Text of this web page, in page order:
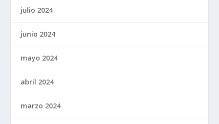
julio 2024
junio 2024
mayo 2024
abril 2024
marzo 2024